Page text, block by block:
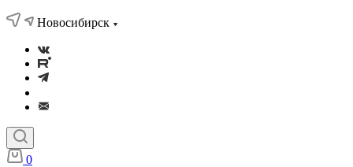
Новосибирск
0